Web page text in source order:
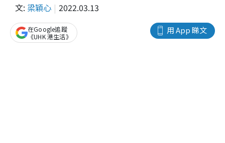
文: 梁穎心 2022.03.13
用 App 睇文
在Google追蹤
《UHK 港生活》